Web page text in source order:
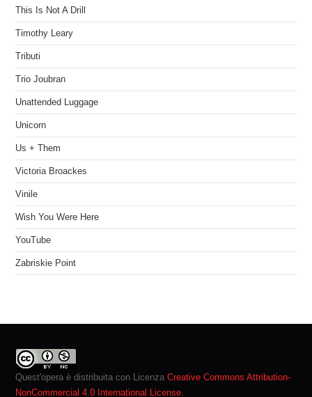
This Is Not A Drill
Timothy Leary
Tributi
Trio Joubran
Unattended Luggage
Unicorn
Us + Them
Victoria Broackes
Vinile
Wish You Were Here
YouTube
Zabriskie Point
Quest'opera è distribuita con LicenzaCreative Commons Attribution-
NonCommercial 4.0 International License.